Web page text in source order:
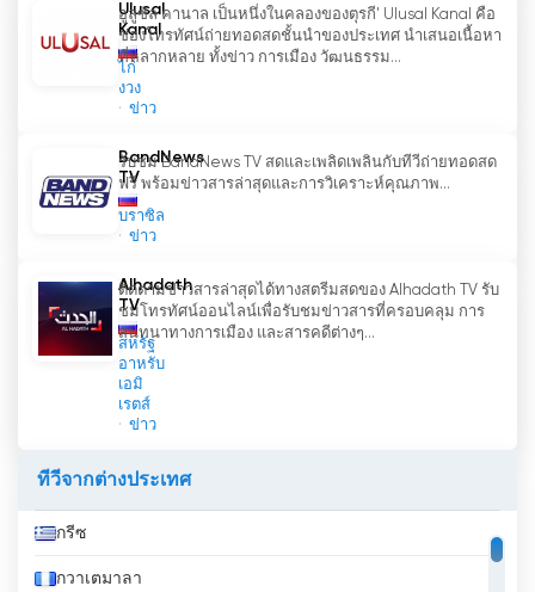
ออนไลน์ได้แล้วตอนนี้
Ulusal
Kanal
ไก่
งวง
ข่าว
อูลูซัล คานาล เป็นหนึ่งในคลองของตุรกี' Ulusal Kanal คือ
ช่องโทรทัศน์ถ่ายทอดสดชั้นนำของประเทศ นำเสนอเนื้อหา
ที่หลากหลาย ทั้งข่าว การเมือง วัฒนธรรม...
BandNews
TV
บราซิล
ข่าว
รับชม BandNews TV สดและเพลิดเพลินกับทีวีถ่ายทอดสด
ฟรี พร้อมข่าวสารล่าสุดและการวิเคราะห์คุณภาพ...
Alhadath
TV
สหรัฐ
อาหรับ
เอมิ
เรตส์
ข่าว
ติดตามข่าวสารล่าสุดได้ทางสตรีมสดของ Alhadath TV รับ
ชมโทรทัศน์ออนไลน์เพื่อรับชมข่าวสารที่ครอบคลุม การ
สนทนาทางการเมือง และสารคดีต่างๆ...
ทีวีจากต่างประเทศ
กรีซ
กวาเตมาลา